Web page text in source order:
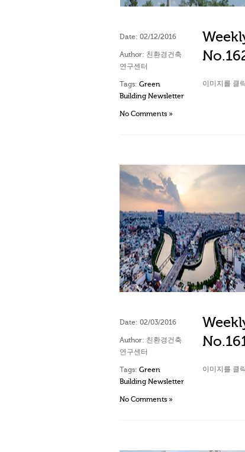
Date: 02/12/2016
Author: 친환경건축
연구센터
Tags: Green
Building Newsletter
No Comments »
이미지를 클
Date: 02/03/2016
Author: 친환경건축
연구센터
Tags: Green
Building Newsletter
No Comments »
이미지를 클